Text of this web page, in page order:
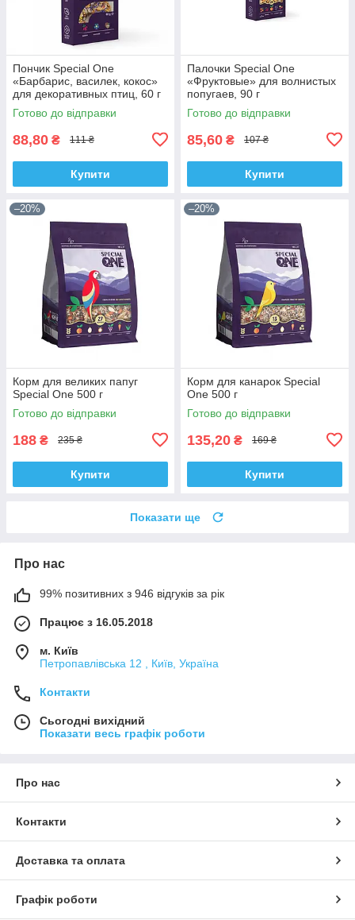
Пончик Special One
«Барбарис, василек, кокос»
для декоративных птиц, 60 г
Готово до відправки
88,80 ₴ 111 ₴
Купити
Палочки Speciаl One
«Фруктовые» для волнистых
попугаев, 90 г
Готово до відправки
85,60 ₴ 107 ₴
Купити
–20%
Корм для великих папуг
Special One 500 г
Готово до відправки
188 ₴ 235 ₴
Купити
–20%
Корм для канарок Special
One 500 г
Готово до відправки
135,20 ₴ 169 ₴
Купити
Показати ще
Про нас
99% позитивних з 946 відгуків за рік
Працює з 16.05.2018
м. Київ
Петропавлівська 12 , Київ, Україна
Контакти
Сьогодні вихідний
Показати весь графік роботи
Про нас
Контакти
Доставка та оплата
Графік роботи